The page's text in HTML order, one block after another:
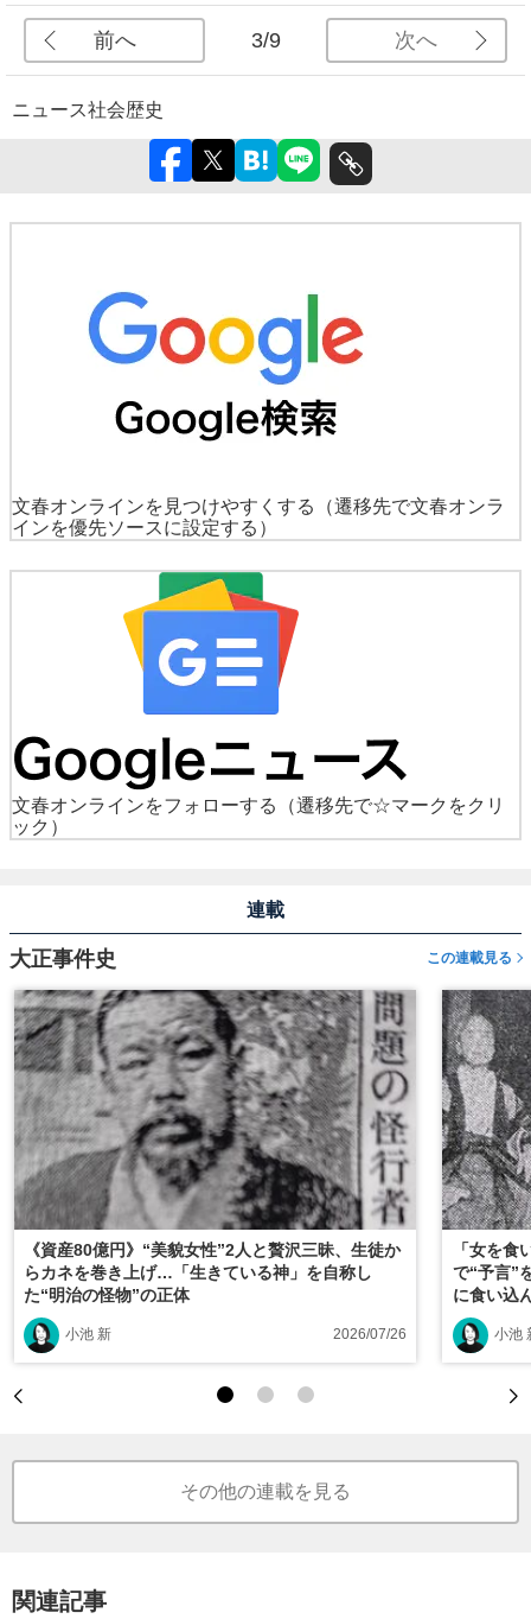
前へ 3/9 次へ
ニュース社会歴史
文春オンラインを見つけやすくする
（遷移先で文春オンラ
インを優先ソースに設定する）
文春オンラインをフォローする
（遷移先で☆マークをクリ
ック）
連載
大正事件史 この連載見る
《資産80億円》“美貌女性”2人と贅沢三昧、生徒か
らカネを巻き上げ…「生きている神」を自称し
た“明治の怪物”の正体
小池 新 2026/07/26
「女を
で“予言”
に食い込
小池
その他の連載を見る
関連記事